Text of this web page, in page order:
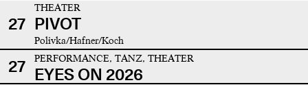
27
THEATER
PIVOT
Polivka/Hafner/Koch
27 PERFORMANCE, TANZ, THEATER
EYES ON 2026